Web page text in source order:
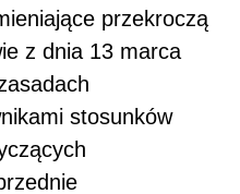
przekroczą
z dnia 13 marca
stosunków